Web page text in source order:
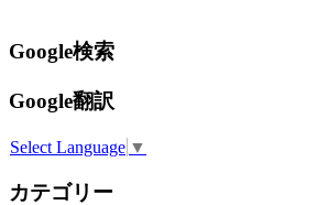
Google検索
Google翻訳
Select Language ▼
カテゴリー